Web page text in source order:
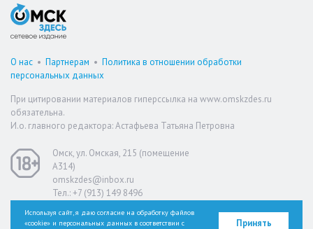
О нас • Партнерам • Политика в отношении обработки
персональных данных
При цитировании материалов гиперссылка на www.omskzdes.ru
обязательна.
И.о. главного редактора: Астафьева Татьяна Петровна
Омск, ул. Омская, 215 (помещение
А314)
omskzdes@inbox.ru
Тел.: +7 (913) 149 8496
Используя сайт, я даю согласие на обработку файлов
«cookie» и персональных данных в соответствии с
Принять